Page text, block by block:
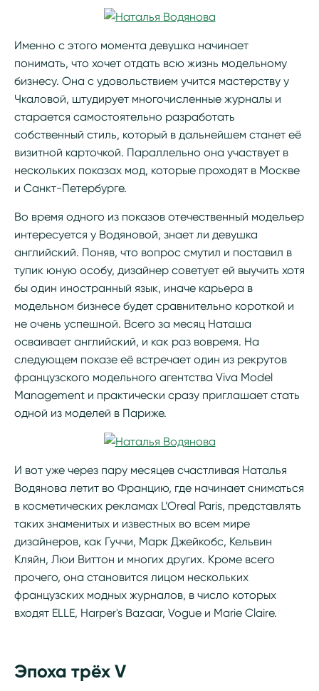
Именно с этого момента девушка начинает
понимать, что хочет отдать всю жизнь модельному
бизнесу. Она с удовольствием учится мастерству у
Чкаловой, штудирует многочисленные журналы и
старается самостоятельно разработать
собственный стиль, который в дальнейшем станет её
визитной карточкой. Параллельно она участвует в
нескольких показах мод, которые проходят в Москве
и Санкт-Петербурге.
Во время одного из показов отечественный модельер
интересуется у Водяновой, знает ли девушка
английский. Поняв, что вопрос смутил и поставил в
тупик юную особу, дизайнер советует ей выучить хотя
бы один иностранный язык, иначе карьера в
модельном бизнесе будет сравнительно короткой и
не очень успешной. Всего за месяц Наташа
осваивает английский, и как раз вовремя. На
следующем показе её встречает один из рекрутов
французского модельного агентства Viva Model
Management и практически сразу приглашает стать
одной из моделей в Париже.
И вот уже через пару месяцев счастливая Наталья
Водянова летит во Францию, где начинает сниматься
в косметических рекламах L’Oreal Paris, представлять
таких знаменитых и известных во всем мире
дизайнеров, как Гуччи, Марк Джейкобс, Кельвин
Кляйн, Люи Виттон и многих других. Кроме всего
прочего, она становится лицом нескольких
французских модных журналов, в число которых
входят ELLE, Harper's Bazaar, Vogue и Marie Claire.
Эпоха трёх V